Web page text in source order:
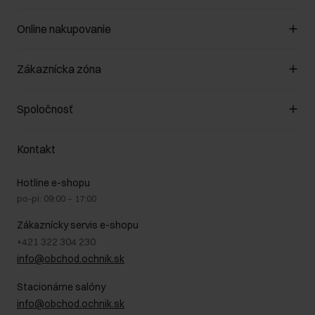
Online nakupovanie
Spravovať súbory cookie
Spôsob platby
Vrátenie
Zákaznícka zóna
Zákazníky klub
Pravidlá propagácie
Starostlivosť o kožu
Bezpečné nakupovanie
Blog
Najčastejšie kladené otázky (FAQ)
Spoločnosť
O nás
GDPR - Zásady ochrany osobných údajov
Právne informácie
Kontakt
Hotline e-shopu
po-pi: 09:00 – 17:00
Zákaznícky servis e-shopu
+421 322 304 230
info@obchod.ochnik.sk
Stacionárne salóny
info@obchod.ochnik.sk